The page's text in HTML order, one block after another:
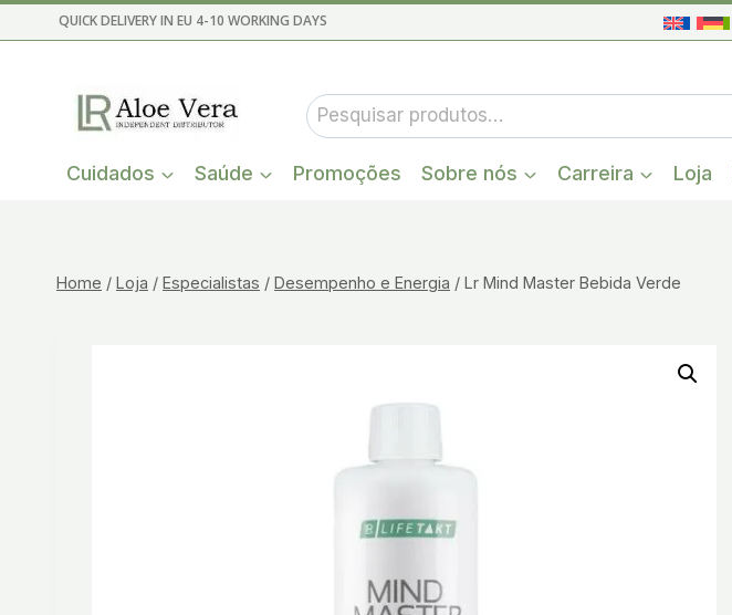
to
QUICK DELIVERY IN EU 4-10 WORKING DAYS
Pesquisar
por:
Cuidados Saúde Promoções Sobre nós Carreira Loja
Home / Loja / Especialistas / Desempenho e Energia / Lr Mind Master Bebida Verde